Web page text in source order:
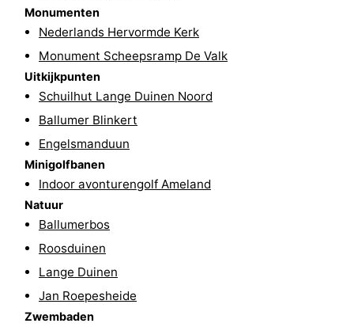
Praktisch
Forum
Route
Boot
Waddenhoppen
Reisboekenwinkel
Nieuws
Medische
adressen
Regio
Monumenten
Nederlands Hervormde Kerk
Monument Scheepsramp De Valk
Uitkijkpunten
Schuilhut Lange Duinen Noord
Ballumer Blinkert
Engelsmanduun
Minigolfbanen
Indoor avonturengolf Ameland
Natuur
Ballumerbos
Roosduinen
Lange Duinen
Jan Roepesheide
Zwembaden